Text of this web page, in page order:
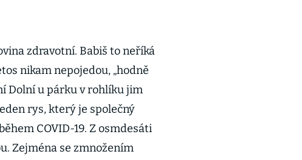
zdravotní. Babiš to neříká
nikam nepojedou, „hodně
Dolní u párku v rohlíku jim
rys, který je společný
COVID-19. Z osmdesáti
Zejména se zmnožením